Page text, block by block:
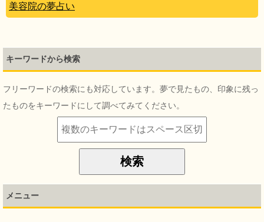
美容院の夢占い
キーワードから検索
フリーワードの検索にも対応しています。夢で見たもの、印象に残っ
たものをキーワードにして調べてみてください。
メニュー